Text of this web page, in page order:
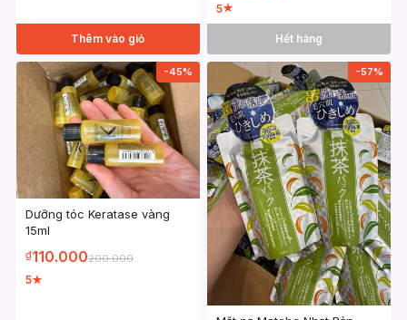
Thêm vào giỏ
5★
Hết hàng
-45%
Dưỡng tóc Keratase vàng
15ml
₫110.000200.000
5★
-57%